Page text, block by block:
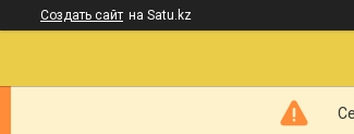
Создать сайт на Satu.kz